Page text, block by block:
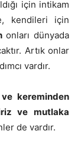
için intikam
kendileri için
onları dünyada
Artık onlar
vardır.
kereminden
ve mutlaka
de vardır.